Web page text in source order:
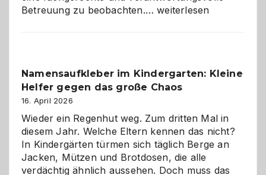
Betreuung zu beobachten.…Betreuung
ist
eine
die
richtige
Wahl?
weiterlesen
Namensaufkleber im Kindergarten: Kleine
Helfer gegen das große Chaos
16. April 2026
Wieder ein Regenhut weg. Zum dritten Mal in
diesem Jahr. Welche Eltern kennen das nicht?
In Kindergärten türmen sich täglich Berge an
Jacken, Mützen und Brotdosen, die alle
verdächtig ähnlich aussehen. Doch muss das